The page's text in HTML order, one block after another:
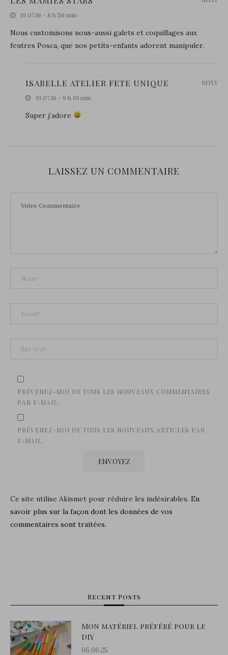
19.07.16 - 8 h 56 min
Nous customisons nous-aussi galets et coquillages aux
feutres Posca, que nos petits-enfants adorent manipuler.
ISABELLE ATELIER FETE UNIQUE
19.07.16 - 9 h 01 min
Super j’adore
REPLY
LAISSEZ UN COMMENTAIRE
PRÉVENEZ-MOI DE TOUS LES NOUVEAUX COMMENTAIRES
PAR E-MAIL.
PRÉVENEZ-MOI DE TOUS LES NOUVEAUX ARTICLES PAR
E-MAIL.
Ce site utilise Akismet pour réduire les indésirables. En
savoir plus sur la façon dont les données de vos
commentaires sont traitées.
Recent Posts
Mon matériel préféré pour le
DIY
06.06.25